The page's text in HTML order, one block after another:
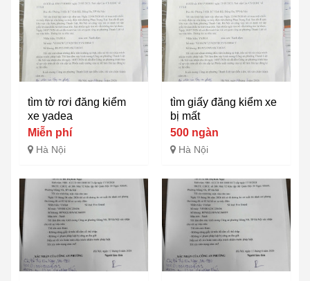
tìm tờ rơi đăng kiểm
xe yadea
Miễn phí
Hà Nội
tìm giấy đăng kiểm xe
bị mất
500 ngàn
Hà Nội